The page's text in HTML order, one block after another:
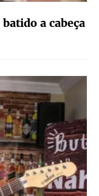
a cabeça